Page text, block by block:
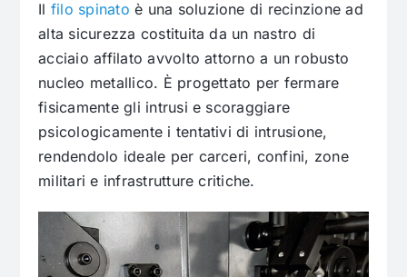
Il filo spinato è una soluzione di recinzione ad
alta sicurezza costituita da un nastro di
acciaio affilato avvolto attorno a un robusto
nucleo metallico. È progettato per fermare
fisicamente gli intrusi e scoraggiare
psicologicamente i tentativi di intrusione,
rendendolo ideale per carceri, confini, zone
militari e infrastrutture critiche.